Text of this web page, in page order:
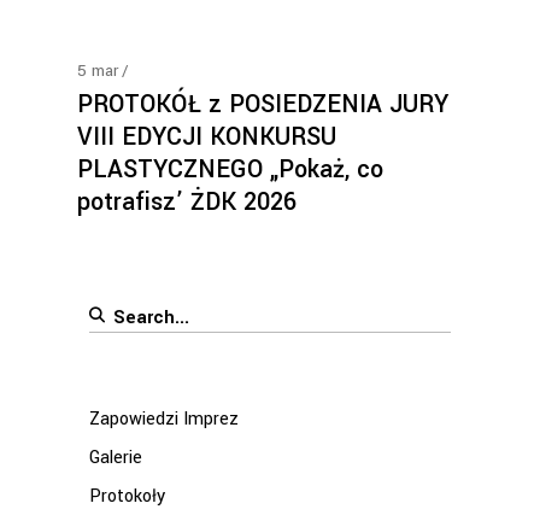
5 mar
PROTOKÓŁ z POSIEDZENIA JURY
VIII EDYCJI KONKURSU
PLASTYCZNEGO „Pokaż, co
potrafisz’ ŻDK 2026
Search
Zapowiedzi Imprez
Galerie
Protokoły